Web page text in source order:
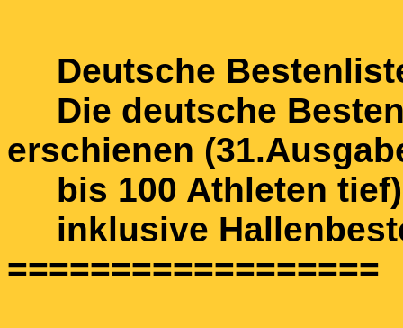
Deutsche
Die deutsche
erschienen
bis 100 Athleten
inklusive
==================